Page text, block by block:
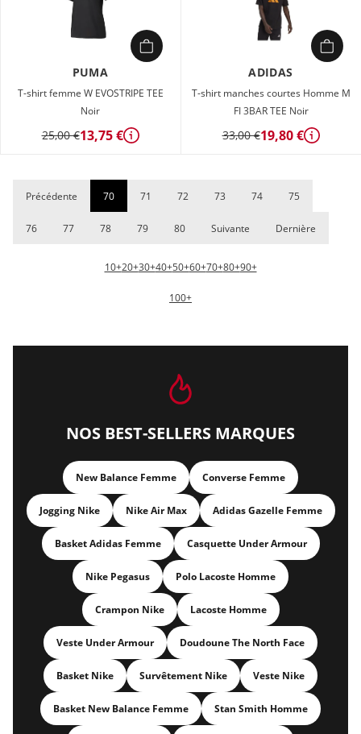
PUMA
T-shirt femme W EVOSTRIPE TEE
Noir
25,00 €13,75 € Détails
ADIDAS
T-shirt manches courtes Homme M
FI 3BAR TEE Noir
33,00 €19,80 € Détails
Précédente 70 71 72 73 74 75
76 77 78 79 80 Suivante Dernière
10+20+30+40+50+60+70+80+90+
100+
NOS BEST-SELLERS MARQUES
New Balance Femme Converse Femme
Jogging Nike Nike Air Max Adidas Gazelle Femme
Basket Adidas Femme Casquette Under Armour
Nike Pegasus Polo Lacoste Homme
Crampon Nike Lacoste Homme
Veste Under Armour Doudoune The North Face
Basket Nike Survêtement Nike Veste Nike
Basket New Balance Femme Stan Smith Homme